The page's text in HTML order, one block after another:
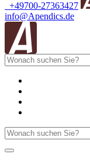
+49700-27363427
info@Apendics.de